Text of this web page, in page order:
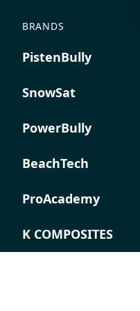
BRANDS
PistenBully
SnowSat
PowerBully
BeachTech
ProAcademy
K COMPOSITES